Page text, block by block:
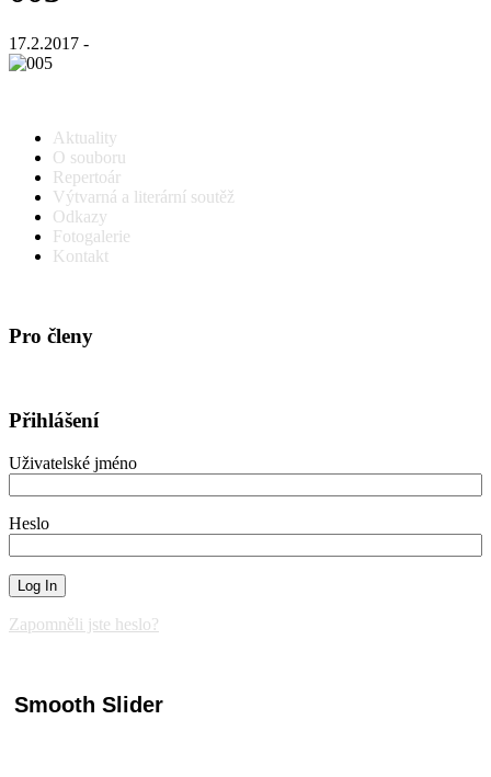
17.2.2017 -
Aktuality
O souboru
Repertoár
Výtvarná a literární soutěž
Odkazy
Fotogalerie
Kontakt
Pro členy
Přihlášení
Uživatelské jméno
Heslo
Zapomněli jste heslo?
Smooth Slider